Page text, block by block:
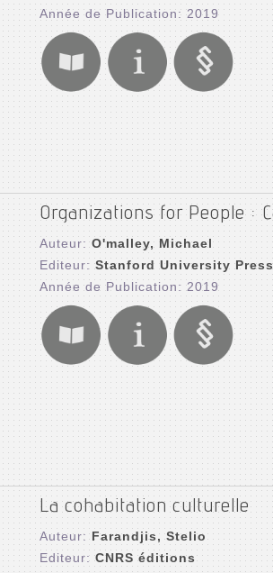
Année de Publication: 2019
Organizations for People :
Auteur:O'malley, Michael
Editeur:Stanford University Press
Année de Publication: 2019
La cohabitation culturelle
Auteur:Farandjis, Stelio
Editeur:CNRS éditions